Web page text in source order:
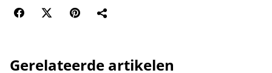
Gerelateerde artikelen